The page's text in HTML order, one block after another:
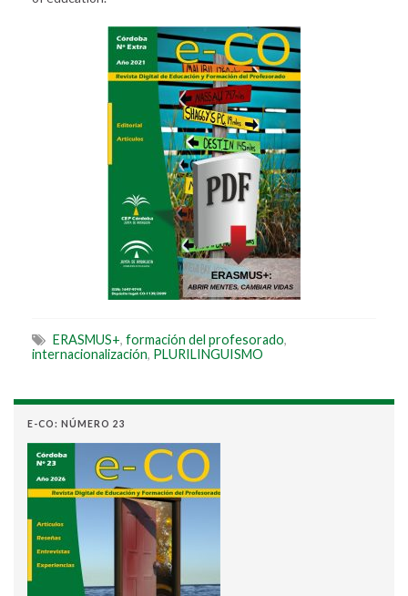
ERASMUS+, formación del profesorado,
internacionalización, PLURILINGUISMO
E-CO: NÚMERO 23